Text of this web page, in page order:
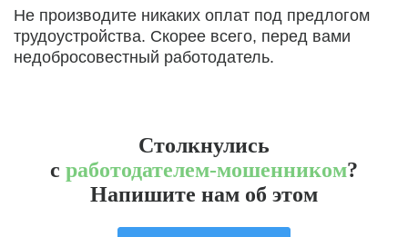
Не производите никаких оплат под предлогом
трудоустройства. Скорее всего, перед вами
недобросовестный работодатель.
Столкнулись
с работодателем-мошенником?
Напишите нам об этом